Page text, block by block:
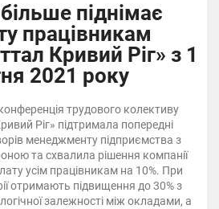
піднімає
працівникам
Кривий Ріг» з 1
2021 року
трудового колективу
Ріг» підтримала попередні
менеджменту підприємства з
та схвалила рішення компанії
усім працівникам на 10%. При
отримають підвищення до 30% з
залежності між окладами, а